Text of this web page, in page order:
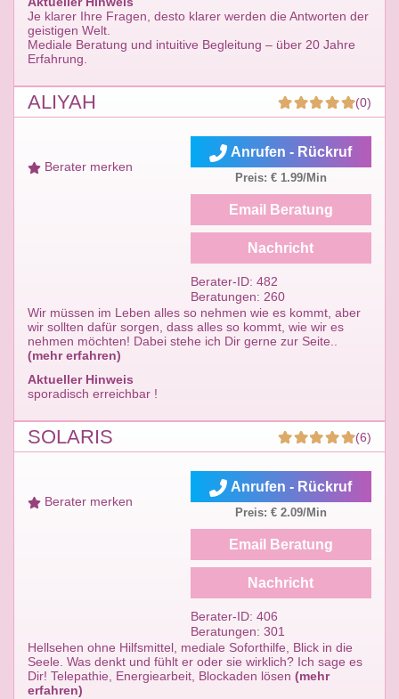
Je klarer Ihre Fragen, desto klarer werden die Antworten der
geistigen Welt.
Mediale Beratung und intuitive Begleitung – über 20 Jahre
Erfahrung.
ALIYAH (0)
Berater merken
Wir müssen im Leben alles so nehmen wie es kommt, aber
wir sollten dafür sorgen, dass alles so kommt, wie wir es
nehmen möchten! Dabei stehe ich Dir gerne zur Seite..
(mehr erfahren)
Aktueller Hinweis
sporadisch erreichbar !
Anrufen - Rückruf
Preis: € 1.99/Min
Email Beratung
Nachricht
Berater-ID: 482
Beratungen: 260
SOLARIS (6)
Berater merken
Hellsehen ohne Hilfsmittel, mediale Soforthilfe, Blick in die
Seele. Was denkt und fühlt er oder sie wirklich? Ich sage es
Dir! Telepathie, Energiearbeit, Blockaden lösen (mehr
erfahren)
Anrufen - Rückruf
Preis: € 2.09/Min
Email Beratung
Nachricht
Berater-ID: 406
Beratungen: 301